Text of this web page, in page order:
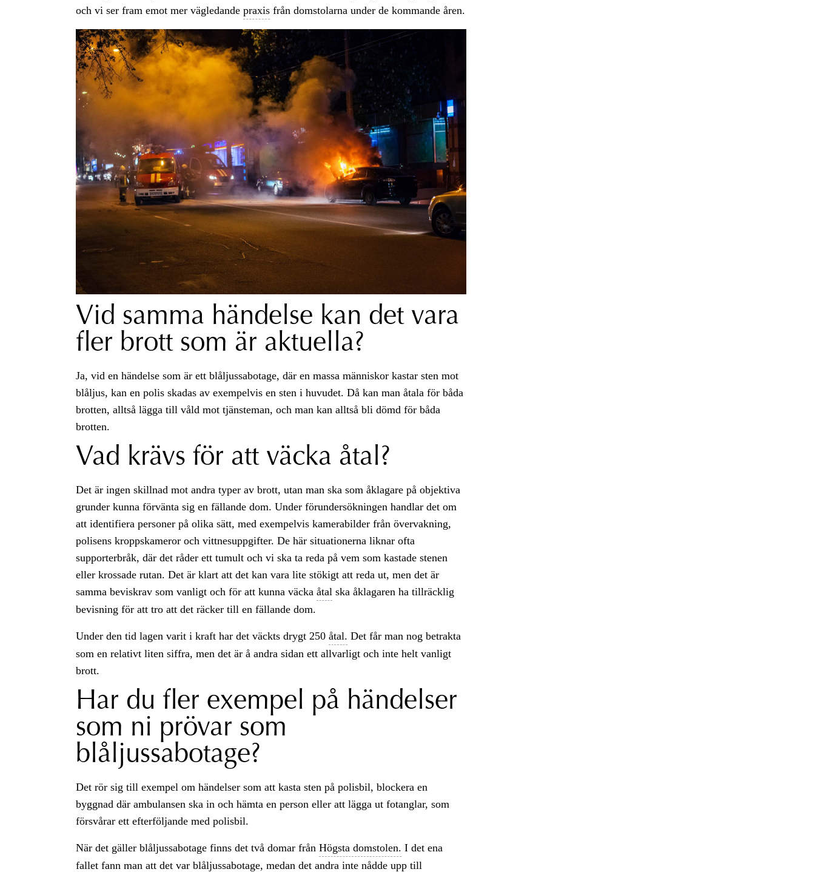
och vi ser fram emot mer vägledande praxisfrån domstolarna under de kommande åren.
Vid samma händelse kan det vara
fler brott som är aktuella?
Ja, vid en händelse som är ett blåljussabotage, där en massa människor kastar sten mot
blåljus, kan en polis skadas av exempelvis en sten i huvudet. Då kan man åtala för båda
brotten, alltså lägga till våld mot tjänsteman, och man kan alltså bli dömd för båda
brotten.
Vad krävs för att väcka åtal?
Det är ingen skillnad mot andra typer av brott, utan man ska som åklagare på objektiva
grunder kunna förvänta sig en fällande dom. Under förundersökningen handlar det om
att identifiera personer på olika sätt, med exempelvis kamerabilder från övervakning,
polisens kroppskameror och vittnesuppgifter. De här situationerna liknar ofta
supporterbråk, där det råder ett tumult och vi ska ta reda på vem som kastade stenen
eller krossade rutan. Det är klart att det kan vara lite stökigt att reda ut, men det är
samma beviskrav som vanligt och för att kunna väcka åtal ska åklagaren ha tillräcklig
bevisning för att tro att det räcker till en fällande dom.
Under den tid lagen varit i kraft har det väckts drygt 250 åtal. Det får man nog betrakta
som en relativt liten siffra, men det är å andra sidan ett allvarligt och inte helt vanligt
brott.
Har du fler exempel på händelser
som ni prövar som
blåljussabotage?
Det rör sig till exempel om händelser som att kasta sten på polisbil, blockera en
byggnad där ambulansen ska in och hämta en person eller att lägga ut fotanglar, som
försvårar ett efterföljande med polisbil.
När det gäller blåljussabotage finns det två domar från Högsta domstolen. I det ena
fallet fann man att det var blåljussabotage, medan det andra inte nådde upp till